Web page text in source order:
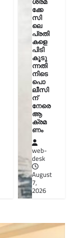
ക്കേ
സി
ലെ
പ്രതി
കളെ
പിടി
കൂടു
ന്നതി
നിടെ
പൊ
ലീസി
ന്
നേരെ
ആ
ക്രമ
ണം
web-
desk
August
7,
2026